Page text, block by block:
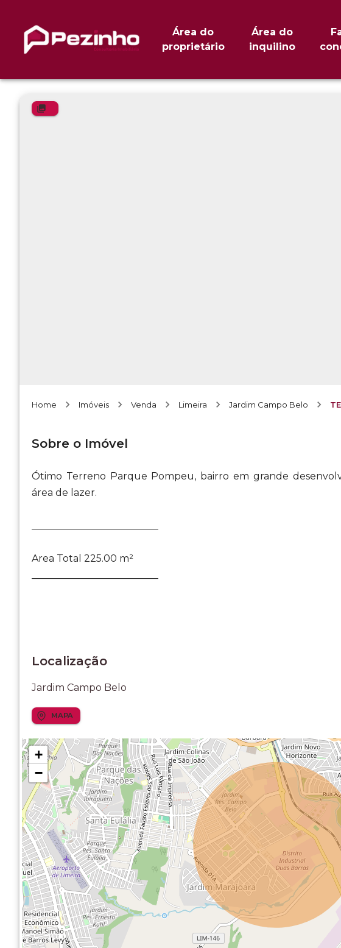
Área do
proprietário
Área do
inquilino
Home Imóveis Venda Limeira Jardim Campo Belo
Sobre o Imóvel
Ótimo Terreno Parque Pompeu, bairro em grande
área de lazer.
Area Total 225.00 m²
Localização
Jardim Campo Belo
MAPA
+
−